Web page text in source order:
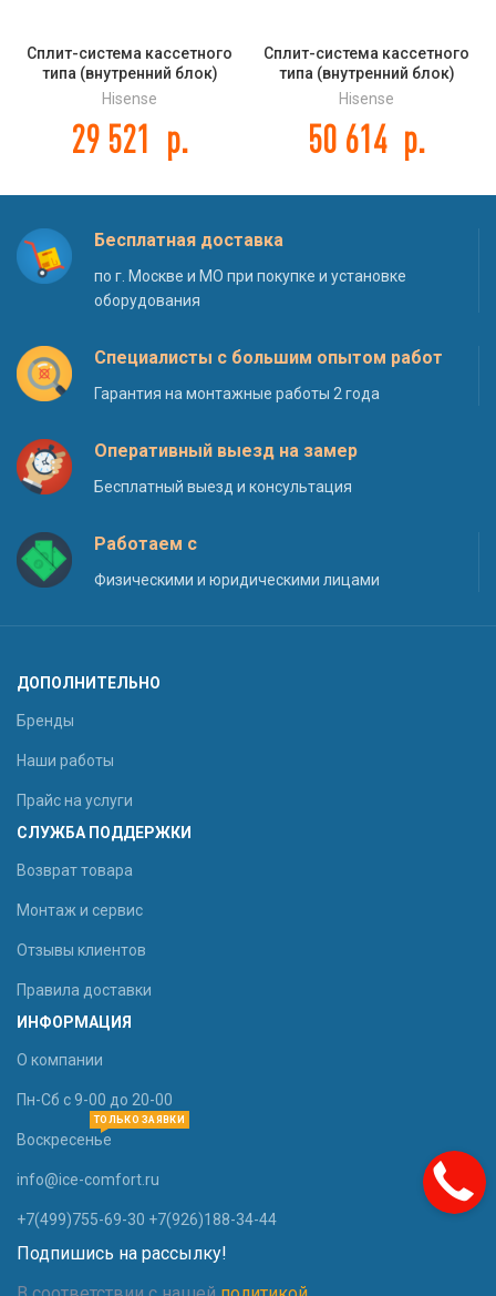
Сплит-система кассетного
типа (внутренний блок)
Hisense AUC-18UR4SAA2 DC
Hisense
29 521 р.
Сплит-система кассетного
типа (внутренний блок)
Hisense AUC-36UR4SGA DC
Hisense
50 614 р.
Бесплатная доставка
по г. Москве и МО при покупке и установке
оборудования
Специалисты с большим опытом работ
Гарантия на монтажные работы 2 года
Оперативный выезд на замер
Бесплатный выезд и консультация
Работаем с
Физическими и юридическими лицами
ДОПОЛНИТЕЛЬНО
Бренды
Наши работы
Прайс на услуги
СЛУЖБА ПОДДЕРЖКИ
Возврат товара
Монтаж и сервис
Отзывы клиентов
Правила доставки
ИНФОРМАЦИЯ
О компании
Пн-Сб с 9-00 до 20-00
Воскресенье
ТОЛЬКО ЗАЯВКИ
info@ice-comfort.ru
+7(499)755-69-30 +7(926)188-34-44
Подпишись на рассылку!